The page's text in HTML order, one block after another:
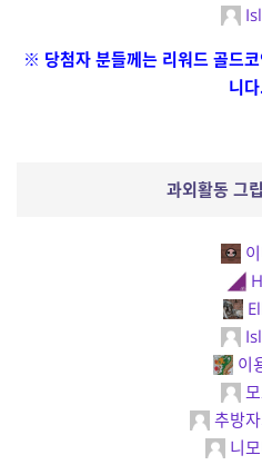
※ 당첨자 분들께는 리워드 골드
니
과외활동 그
이
추방
니